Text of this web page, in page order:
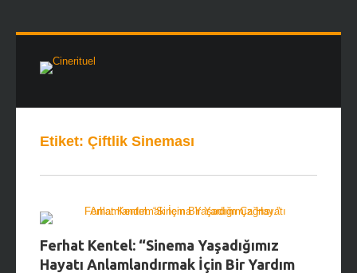
Etiket: Çiftlik Sineması
Ferhat Kentel: “Sinema Yaşadığımız
Hayatı Anlamlandırmak İçin Bir Yardım